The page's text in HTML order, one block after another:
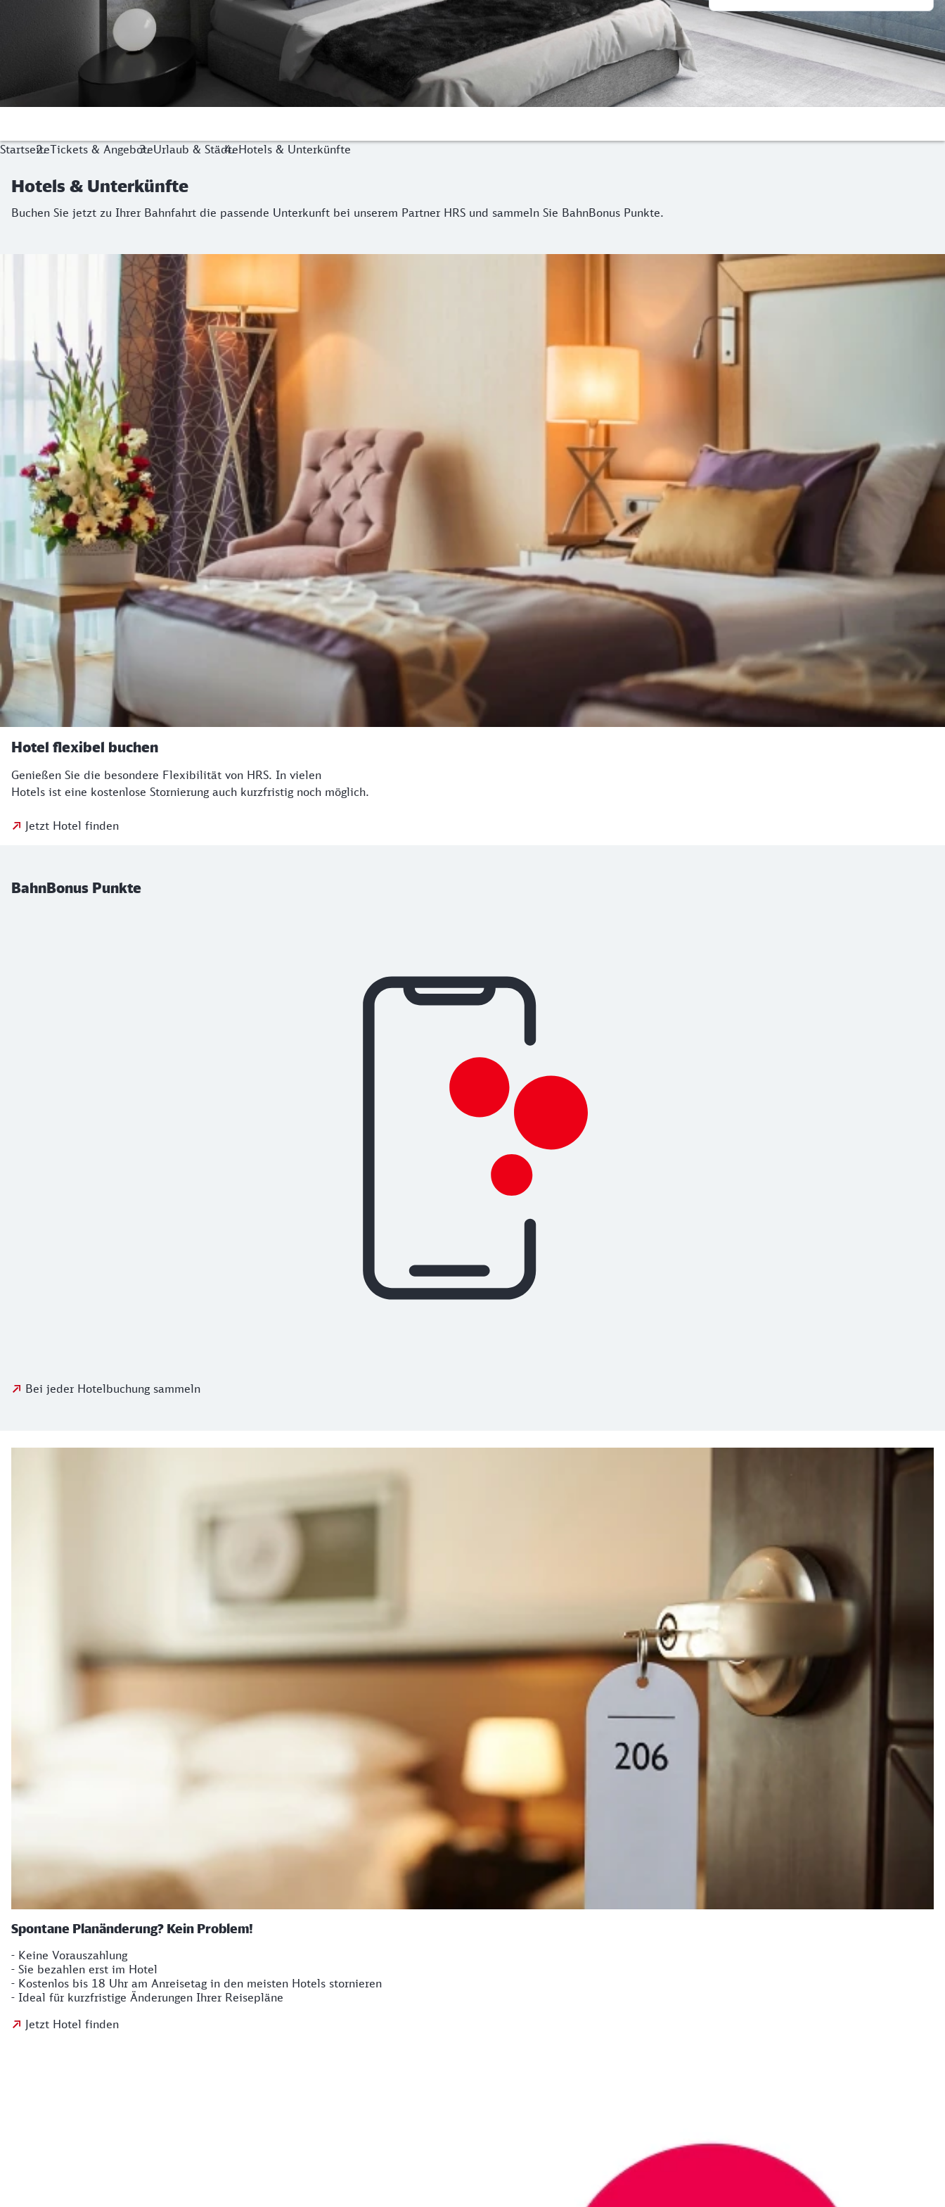
StartseiteTickets & AngeboteUrlaub & StädteHotels & Unterkünfte
Hotels & Unterkünfte
Buchen Sie jetzt zu Ihrer Bahnfahrt die passende Unterkunft bei unserem Partner HRS und sammeln Sie BahnBonus Punkte.
Hotel flexibel buchen
Genießen Sie die besondere Flexibilität von HRS. In vielen
Hotels ist eine kostenlose Stornierung auch kurzfristig noch möglich.
Jetzt Hotel finden
BahnBonus Punkte
Bei jeder Hotelbuchung sammeln
Spontane Planänderung? Kein Problem!
- Keine Vorauszahlung
- Sie bezahlen erst im Hotel
- Kostenlos bis 18 Uhr am Anreisetag in den meisten Hotels stornieren
- Ideal für kurzfristige Änderungen Ihrer Reisepläne
Jetzt Hotel finden